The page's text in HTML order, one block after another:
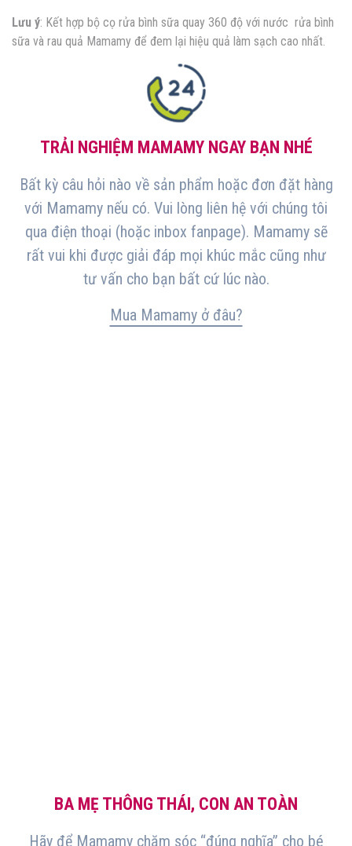
Lưu ý: Kết hợp bộ cọ rửa bình sữa quay 360 độ với nước rửa bình
sữa và rau quả Mamamy để đem lại hiệu quả làm sạch cao nhất.
TRẢI NGHIỆM MAMAMY NGAY BẠN NHÉ
Bất kỳ câu hỏi nào về sản phẩm hoặc đơn đặt hàng
với Mamamy nếu có. Vui lòng liên hệ với chúng tôi
qua điện thoại (hoặc inbox fanpage). Mamamy sẽ
rất vui khi được giải đáp mọi khúc mắc cũng như
tư vấn cho bạn bất cứ lúc nào.
Mua Mamamy ở đâu?
BA MẸ THÔNG THÁI, CON AN TOÀN
Hãy để Mamamy chăm sóc “đúng nghĩa” cho bé